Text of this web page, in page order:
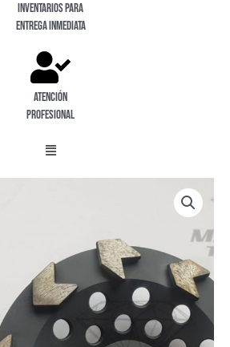
Inventarios para
entrega inmediata
Atención
profesional
Menú